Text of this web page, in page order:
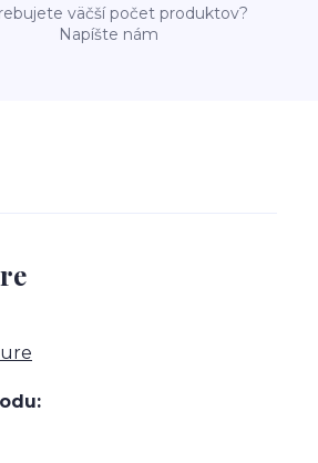
väčší počet produktov?
Napíšte nám